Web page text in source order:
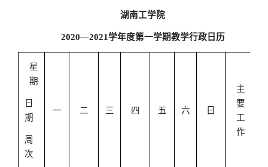
湖南工学院
2020—2021学年度第一学期教学行政日历
星
期
日
期
周
次
一 二 三 四 五 六 日
主
要
工
作